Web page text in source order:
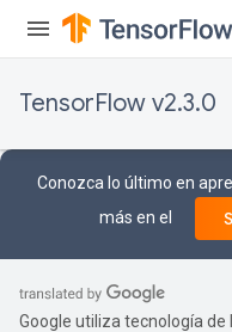
TensorFlow v2.3.0
Conozca lo último en
más en el
Google utiliza tecnología